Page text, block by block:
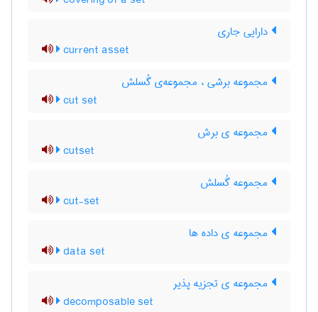
دارایی جاری
current asset
مجموعه برشی ، مجموعه‌ی گُسلش
cut set
مجموعه ی برش
cutset
مجموعه گُسلش
cut-set
مجموعه ی داده ها
data set
مجموعه ی تجزیه پذیر
decomposable set